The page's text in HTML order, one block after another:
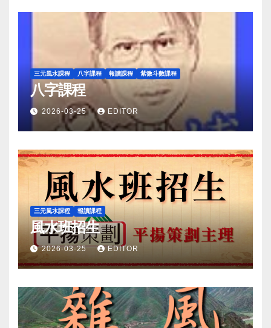
三元風水課程 八字課程 報讀課程 紫微斗數課程
八字課程
2026-03-25 EDITOR
三元風水課程 報讀課程
風水班招生
2026-03-25 EDITOR